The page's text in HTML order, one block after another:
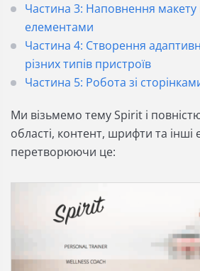
Частина 3: Наповнення
елементами
Частина 4: Створення
різних типів пристроїв
Частина 5: Робота зі
Ми візьмемо тему Spirit і
області, контент, шрифти та інші
перетворюючи це: